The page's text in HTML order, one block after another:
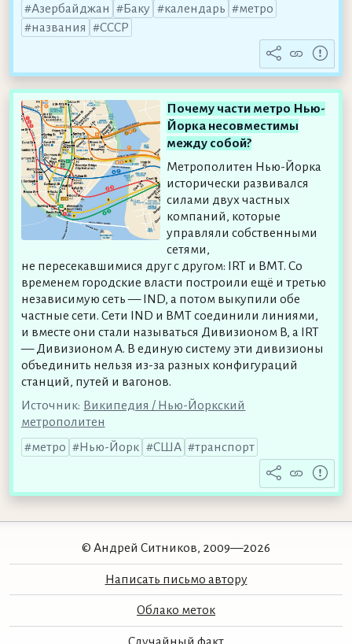
Азербайджан
Баку календарь
метро
названия
СССР
Почему части метро Нью-
Йорка несовместимы
между собой?
Метрополитен Нью-Йорка
исторически развивался
силами двух частных
компаний, которые
управляли собственными
сетями,
не пересекавшимися друг с другом: IRT и BMT. Со
временем городские власти построили ещё и третью
независимую сеть — IND, а потом выкупили обе
частные сети. Сети IND и BMT соединили линиями,
и вместе они стали называться Дивизионом B, а IRT
— Дивизионом A. В единую систему эти дивизионы
объединить нельзя из-за разных конфигураций
станций, путей и вагонов.
Источник: Википедия / Нью-Йоркский
метрополитен
метро
Нью-Йорк США транспорт
© Андрей Ситников, 2009—2026
Написать письмо автору
Облако меток